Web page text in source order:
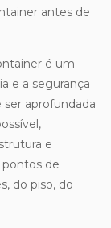
antes de
é um
e a segurança
aprofundada
e
pontos de
do piso, do